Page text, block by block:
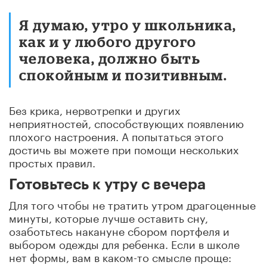
Я думаю, утро у школьника,
как и у любого другого
человека, должно быть
спокойным и позитивным.
Без крика, нервотрепки и других
неприятностей, способствующих появлению
плохого настроения. А попытаться этого
достичь вы можете при помощи нескольких
простых правил.
Готовьтесь к утру с вечера
Для того чтобы не тратить утром драгоценные
минуты, которые лучше оставить сну,
озаботьтесь накануне сбором портфеля и
выбором одежды для ребенка. Если в школе
нет формы, вам в каком-то смысле проще: